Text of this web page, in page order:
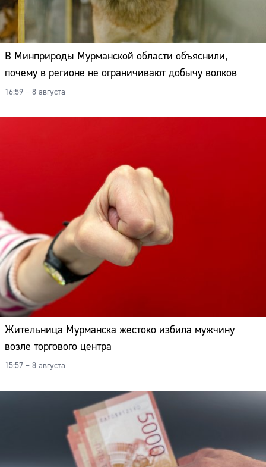
В Минприроды Мурманской области объяснили,
почему в регионе не ограничивают добычу волков
16:59 – 8 августа
Жительница Мурманска жестоко избила мужчину
возле торгового центра
15:57 – 8 августа